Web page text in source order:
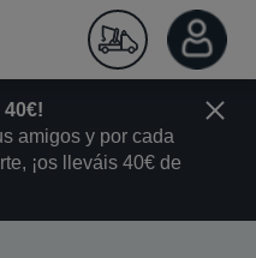
amigos y por cada
¡os lleváis 40€ de